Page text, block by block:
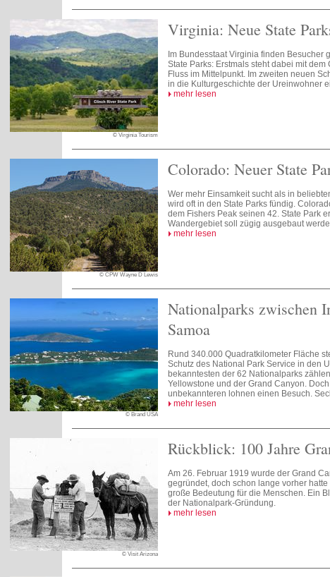
© Virginia Tourism
Virginia: Neue State
Im Bundesstaat Virginia finden Besucher
State Parks: Erstmals steht dabei mit dem
Fluss im Mittelpunkt. Im zweiten neuen
in die Kulturgeschichte der Ureinwohner
mehr lesen
© CPW Wayne D Lewis
Colorado: Neuer State
Wer mehr Einsamkeit sucht als in
wird oft in den State Parks fündig.
dem Fishers Peak seinen 42. State Park
Wandergebiet soll zügig ausgebaut
mehr lesen
© Brand USA
Nationalparks zwischen
Samoa
Rund 340.000 Quadratkilometer Fläche
Schutz des National Park Service in den
bekanntesten der 62 Nationalparks
Yellowstone und der Grand Canyon.
unbekannteren lohnen einen Besuch.
mehr lesen
© Visit Arizona
Rückblick: 100 Jahre
Am 26. Februar 1919 wurde der Grand
gegründet, doch schon lange vorher
große Bedeutung für die Menschen. Ein
der Nationalpark-Gründung.
mehr lesen